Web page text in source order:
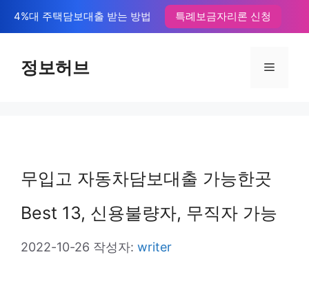
텐
4%대 주택담보대출 받는 방법 특례보금자리론 신청
정보허브 메
무입고 자동차담보대출 가능한곳
Best 13, 신용불량자, 무직자 가능
2022-10-26 작성자: writer